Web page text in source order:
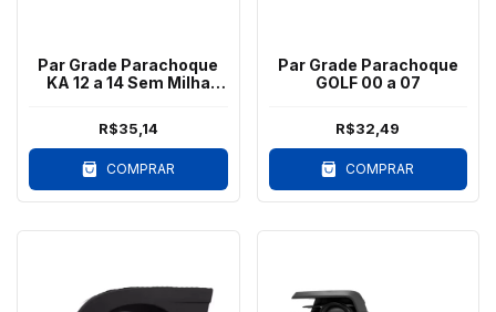
Par Grade Parachoque
KA 12 a 14 Sem Milha
R$35,14
COMPRAR
Par Grade Parachoque
GOLF 00 a 07
R$32,49
COMPRAR